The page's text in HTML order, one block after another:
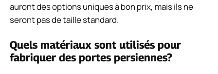
auront des options uniques à bon prix, mais ils ne
seront pas de taille standard.
Quels matériaux sont utilisés pour
fabriquer des portes persiennes?